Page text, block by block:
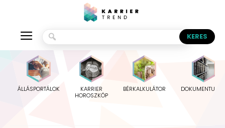
ÁLLÁSPORTÁLOK
KARRIER
HOROSZKÓP
BÉRKALKULÁTOR